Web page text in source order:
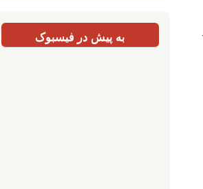
به پیش در فیسبوک